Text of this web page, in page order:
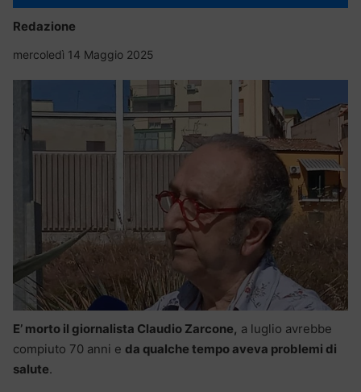
Redazione
mercoledì 14 Maggio 2025
E’ morto il giornalista Claudio Zarcone, a luglio avrebbe
compiuto 70 anni e da qualche tempo aveva problemi di
salute.